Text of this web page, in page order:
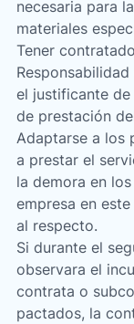
necesaria para
materiales
Tener
el justificante
de prestación
Adaptarse a los
a prestar el
la demora en
empresa en
al respecto.
Si durante el
observara el
contrata o
pactados, la